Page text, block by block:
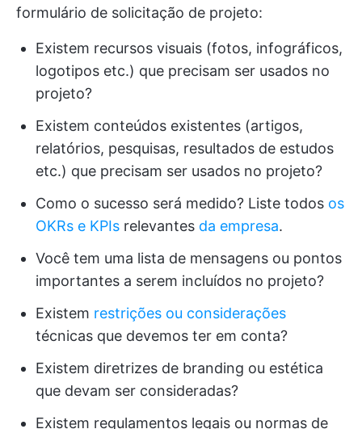
formulário de solicitação de projeto:
Existem recursos visuais (fotos, infográficos,
logotipos etc.) que precisam ser usados no
projeto?
Existem conteúdos existentes (artigos,
relatórios, pesquisas, resultados de estudos
etc.) que precisam ser usados no projeto?
Como o sucesso será medido? Liste todos os
OKRs e KPIs relevantes da empresa.
Você tem uma lista de mensagens ou pontos
importantes a serem incluídos no projeto?
Existem restrições ou considerações
técnicas que devemos ter em conta?
Existem diretrizes de branding ou estética
que devam ser consideradas?
Existem regulamentos legais ou normas de